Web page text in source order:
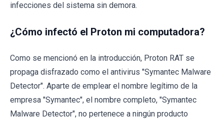
infecciones del sistema sin demora.
¿Cómo infectó el Proton mi computadora?
Como se mencionó en la introducción, Proton RAT se
propaga disfrazado como el antivirus "Symantec Malware
Detector". Aparte de emplear el nombre legítimo de la
empresa "Symantec", el nombre completo, "Symantec
Malware Detector", no pertenece a ningún producto